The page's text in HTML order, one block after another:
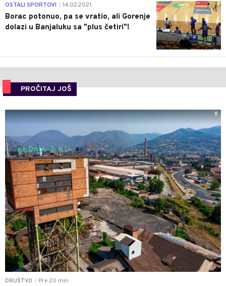
3
OSTALI SPORTOVI 14.02.2021.
Borac potonuo, pa se vratio, ali Gorenje
dolazi u Banjaluku sa "plus četiri"!
PROČITAJ JOŠ
DRUŠTVO Pre 20 min
0